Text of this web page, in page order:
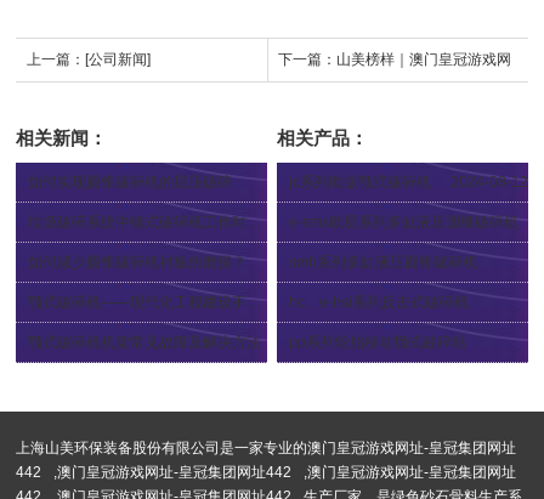
上一篇： [公司新闻] 下一篇： 山美榜样｜澳门皇冠游戏网
服务
相关新闻：
如何实现圆锥破碎机的层压破碎
2024-08-08
2024-08-06
如何减少圆锥破碎机衬板的磨损？
2024-08-02
2024-07-27
颚式破碎机机架常见故障及解决方法
相关产品：
jc系列欧版颚式破碎机 2024-08-12
e-sms欧星系列多缸液压圆锥破碎机
2024-08-07
smh系列多缸液压圆锥破碎机
2024-07-31
hc、e-hsi系列反击式破碎机
2024-05-29
pp系列轮胎移动颚式破碎站
上海山美环保装备股份有限公司是一家专业的澳门皇冠游戏网址-皇冠集团网址
442
,澳门皇冠游戏网址-皇冠集团网址442 ,澳门皇冠游戏网址-皇冠集团网址